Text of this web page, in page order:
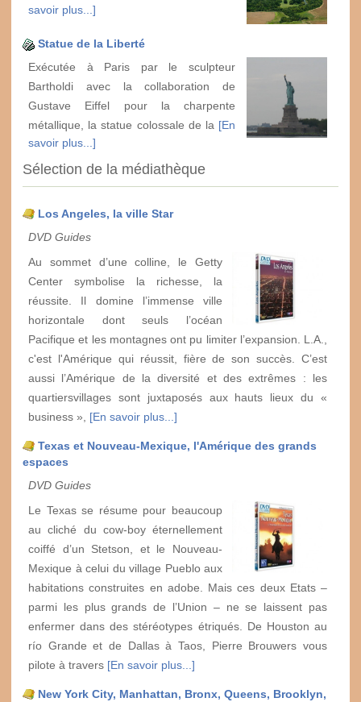
savoir plus...]
Statue de la Liberté
Exécutée à Paris par le sculpteur
Bartholdi avec la collaboration de
Gustave Eiffel pour la charpente
métallique, la statue colossale de la [En
savoir plus...]
Sélection de la médiathèque
Los Angeles, la ville Star
DVD Guides
Au sommet d’une colline, le Getty
Center symbolise la richesse, la
réussite. Il domine l’immense ville
horizontale dont seuls l’océan
Pacifique et les montagnes ont pu limiter l’expansion. L.A.,
c'est l'Amérique qui réussit, fière de son succès. C’est
aussi l’Amérique de la diversité et des extrêmes : les
quartiersvillages sont juxtaposés aux hauts lieux du «
business », [En savoir plus...]
Texas et Nouveau-Mexique, l'Amérique des grands
espaces
DVD Guides
Le Texas se résume pour beaucoup
au cliché du cow-boy éternellement
coiffé d’un Stetson, et le Nouveau-
Mexique à celui du village Pueblo aux
habitations construites en adobe. Mais ces deux Etats –
parmi les plus grands de l’Union – ne se laissent pas
enfermer dans des stéréotypes étriqués. De Houston au
río Grande et de Dallas à Taos, Pierre Brouwers vous
pilote à travers [En savoir plus...]
New York City, Manhattan, Bronx, Queens, Brooklyn,